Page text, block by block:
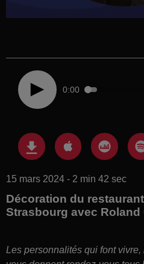
0:00
15 mars 2024 - 2 min 42 sec
Décoration du
Strasbourg avec Roland
Les personnalités qui font vivre,